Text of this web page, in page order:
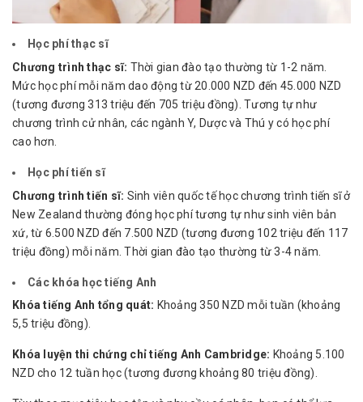
Học phí thạc sĩ
Chương trình thạc sĩ: Thời gian đào tạo thường từ 1-2 năm.
Mức học phí mỗi năm dao động từ 20.000 NZD đến 45.000 NZD
(tương đương 313 triệu đến 705 triệu đồng). Tương tự như
chương trình cử nhân, các ngành Y, Dược và Thú y có học phí
cao hơn.
Học phí tiến sĩ
Chương trình tiến sĩ: Sinh viên quốc tế học chương trình tiến sĩ ở
New Zealand thường đóng học phí tương tự như sinh viên bản
xứ, từ 6.500 NZD đến 7.500 NZD (tương đương 102 triệu đến 117
triệu đồng) mỗi năm. Thời gian đào tạo thường từ 3-4 năm.
Các khóa học tiếng Anh
Khóa tiếng Anh tổng quát: Khoảng 350 NZD mỗi tuần (khoảng
5,5 triệu đồng).
Khóa luyện thi chứng chỉ tiếng Anh Cambridge: Khoảng 5.100
NZD cho 12 tuần học (tương đương khoảng 80 triệu đồng).